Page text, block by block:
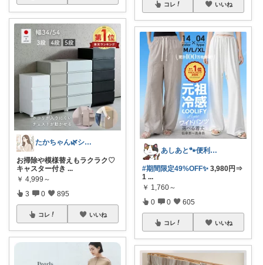
たかちゃん🌿シンプルで心地よい暮らし
お掃除や模様替えもラクラク♡
キャスター付き ...
￥ 4,999～
3 0 895
コレ いいね
コレ いいね
あしあと🐾便利グッズ🌸いつも感謝
#期間限定49%OFF✨ 3,980円⇒
1 ...
￥ 1,760～
0 0 605
コレ いいね